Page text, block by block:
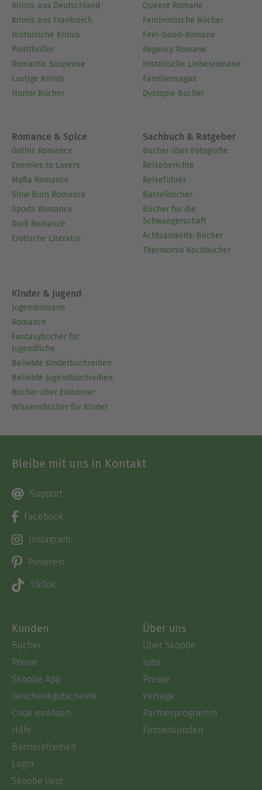
Krimis aus Deutschland
Krimis aus Frankreich
Historische Krimis
Politthriller
Romantic Suspense
Lustige Krimis
Horror Bücher
Queere Romane
Feministische Bücher
Feel-Good-Romane
Regency Romane
Historische Liebesromane
Familiensagas
Dystopie Bücher
Romance & Spice
Gothic Romance
Enemies to Lovers
Mafia Romance
Slow Burn Romance
Sports Romance
Dark Romance
Erotische Literatur
Sachbuch & Ratgeber
Bücher über Fotografie
Reiseberichte
Reiseführer
Bastelbücher
Bücher für die
Schwangerschaft
Achtsamkeits-Bücher
Thermomix Kochbücher
Kinder & Jugend
Jugendromane
Romance
Fantasybücher für
Jugendliche
Beliebte Kinderbuchreihen
Beliebte Jugendbuchreihen
Bücher über Einhörner
Wissensbücher für Kinder
Bleibe mit uns in Kontakt
Support
Facebook
Instagram
Pinterest
TikTok
Kunden
Bücher
Preise
Skoobe App
Geschenkgutscheine
Code einlösen
Hilfe
Barrierefreiheit
Login
Skoobe liest
Über uns
Über Skoobe
Jobs
Presse
Verlage
Partnerprogramm
Firmenkunden